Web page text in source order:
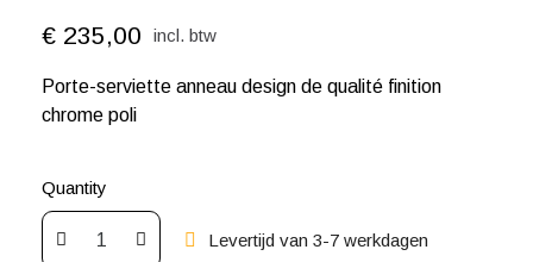
€ 235,00 incl. btw
Porte-serviette anneau design de qualité finition
chrome poli
Quantity
Levertijd van 3-7 werkdagen